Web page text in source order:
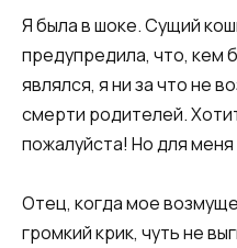
Я была в шоке. Сущий
предупредила, что, кем
являлся, я ни за что не
смерти родителей.
пожалуйста! Но для меня
Отец, когда мое
громкий крик, чуть не